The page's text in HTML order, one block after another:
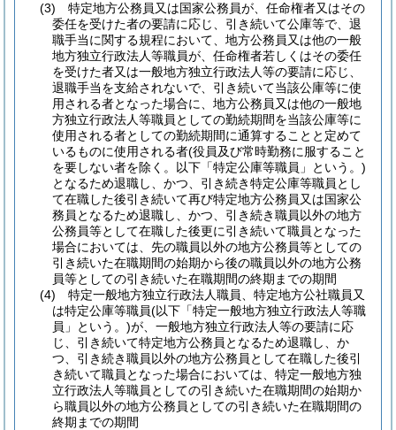
(3)
特定地方公務員又は国家公務員が、任命権者又はその
委任を受けた者の要請に応じ、引き続いて公庫等で、退
職手当に関する規程において、地方公務員又は他の一般
地方独立行政法人等職員が、任命権者若しくはその委任
を受けた者又は一般地方独立行政法人等の要請に応じ、
退職手当を支給されないで、引き続いて当該公庫等に使
用される者となった場合に、地方公務員又は他の一般地
方独立行政法人等職員としての勤続期間を当該公庫等に
使用される者としての勤続期間に通算することと定めて
いるものに使用される者(役員及び常時勤務に服すること
を要しない者を除く。以下「特定公庫等職員」という。)
となるため退職し、かつ、引き続き特定公庫等職員とし
て在職した後引き続いて再び特定地方公務員又は国家公
務員となるため退職し、かつ、引き続き職員以外の地方
公務員等として在職した後更に引き続いて職員となった
場合においては、先の職員以外の地方公務員等としての
引き続いた在職期間の始期から後の職員以外の地方公務
員等としての引き続いた在職期間の終期までの期間
(4)
特定一般地方独立行政法人職員、特定地方公社職員又
は特定公庫等職員(以下「特定一般地方独立行政法人等職
員」という。)が、一般地方独立行政法人等の要請に応
じ、引き続いて特定地方公務員となるため退職し、か
つ、引き続き職員以外の地方公務員として在職した後引
き続いて職員となった場合においては、特定一般地方独
立行政法人等職員としての引き続いた在職期間の始期か
ら職員以外の地方公務員としての引き続いた在職期間の
終期までの期間